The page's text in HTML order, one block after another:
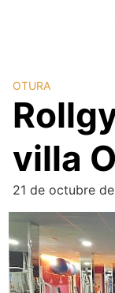
OTURA
villa
21 de octubre